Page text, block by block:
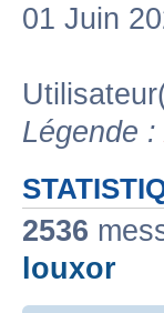
01 Juin
Légende :
2536
louxor